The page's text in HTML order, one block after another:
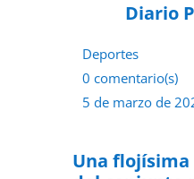
Diario
Deportes
0 comentario(s)
5 de marzo de
Una